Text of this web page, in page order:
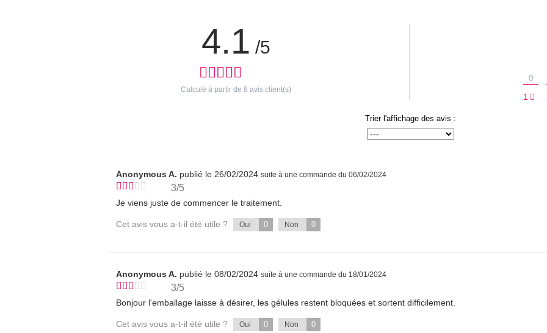
4.1 /5
Calculé à partir de 8 avis client(s)
1
0
Trier l'affichage des avis :
Anonymous A. publié le 26/02/2024 suite à une commande du 06/02/2024
3/5
Je viens juste de commencer le traitement.
Cet avis vous a-t-il été utile ? Oui 0 Non 0
Anonymous A. publié le 08/02/2024 suite à une commande du 18/01/2024
3/5
Bonjour l'emballage laisse à désirer, les gélules restent bloquées et sortent difficilement.
Cet avis vous a-t-il été utile ? Oui 0 Non 0